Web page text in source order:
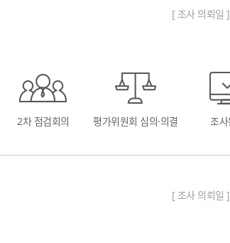
[ 조사 의뢰일
2차 점검회의 평가위원회 심의·의결 조
[ 조사 의뢰일